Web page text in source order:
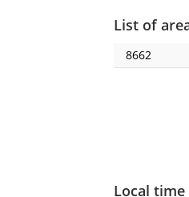
List of
8662
Local